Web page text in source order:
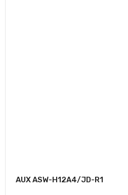
AUX ASW-H12A4/JD-R1